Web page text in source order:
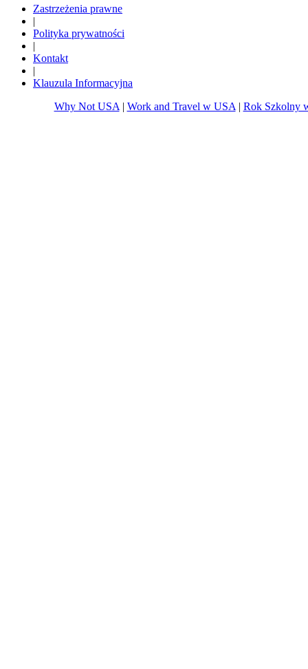
Zastrzeżenia prawne
|
Polityka prywatności
|
Kontakt
|
Klauzula Informacyjna
Why Not USA | Work and Travel w USA | Rok Szkolny